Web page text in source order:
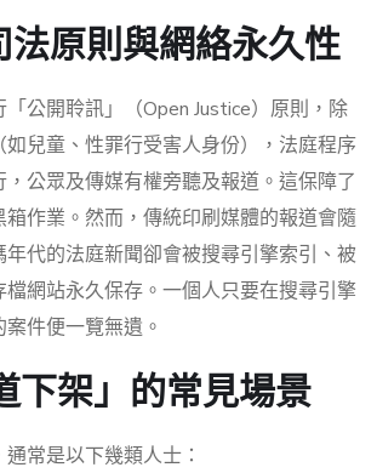
法原則與網絡永久性
公開聆訊」（Open Justice）原則，除
如兒童、性罪行受害人身份），法庭程序
公眾及傳媒有權旁聽及報道。這保障了
箱作業。然而，傳統印刷媒體的報道會隨
年代的法庭新聞卻會被搜尋引擎索引、被
網站永久保存。一個人只要在搜尋引擎
件便一覽無遺。
下架」的常見場景
常是以下幾類人士：